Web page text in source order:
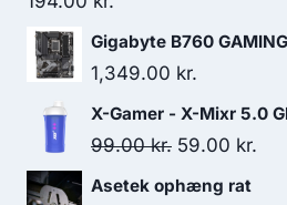
Gigabyte B760
1,349.00 kr.
X-Gamer - X-Mixr 5.0
99.00kr. Original
price
59.00 kr.
Asetek ophæng rat